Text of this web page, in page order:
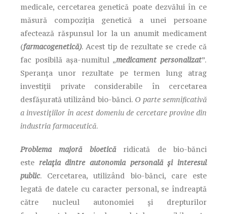
medicale, cercetarea genetică poate dezvălui în ce
măsură compoziția genetică a unei persoane
afectează răspunsul lor la un anumit medicament
(farmacogenetică). Acest tip de rezultate se crede că
fac posibilă așa-numitul „medicament personalizat”.
Speranța unor rezultate pe termen lung atrag
investiții private considerabile în cercetarea
desfășurată utilizând bio-bănci. O parte semnificativă
a investițiilor în acest domeniu de cercetare provine din
industria farmaceutică.
Problema majoră bioeticăridicată de bio-bănci
este relația dintre autonomia personală și interesul
public. Cercetarea, utilizând bio-bănci, care este
legată de datele cu caracter personal, se îndreaptă
către nucleul autonomiei și drepturilor